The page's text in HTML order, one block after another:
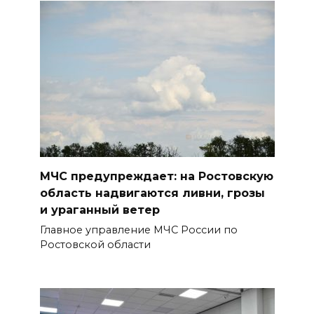
Штормовое предупреждение:
на Ростовскую область
надвигаются ливни с градом
07 августа 2026 13:59
предложили сократить
рабочий день из-за жары
07 августа 2026 13:43
черный цвет – общественники
МЧС предупреждает: на Ростовскую
область надвигаются ливни, грозы
и ураганный ветер
Главное управление МЧС России по
Ростовской области